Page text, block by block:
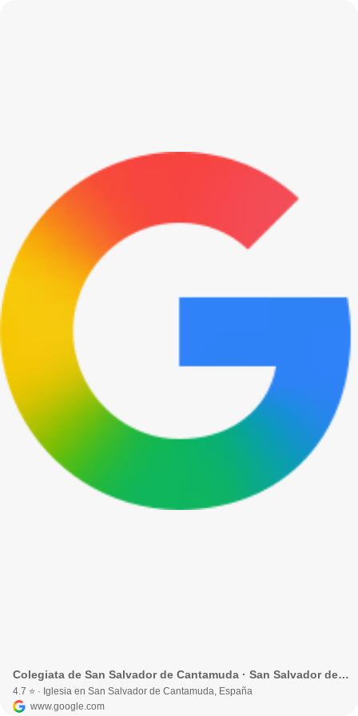
Colegiata de San Salvador de Cantamuda · San Salvador de Cantamuda, España
4.7 ⭐ · Iglesia en San Salvador de Cantamuda, España
www.google.com